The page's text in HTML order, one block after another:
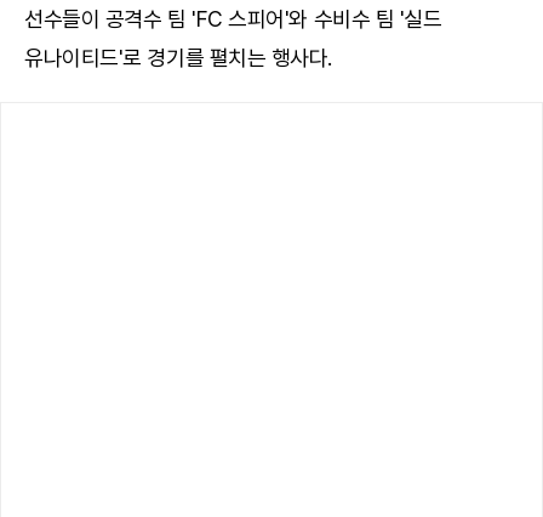
선수들이 공격수 팀 'FC 스피어'와 수비수 팀 '실드
유나이티드'로 경기를 펼치는 행사다.